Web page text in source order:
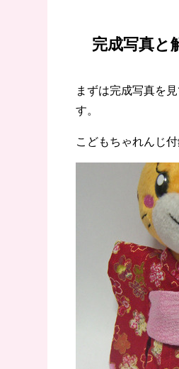
完成写真と
まずは完成写真を
す。
こどもちゃれんじ